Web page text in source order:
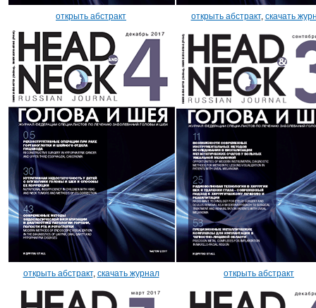
открыть абстракт открыть абстракт, скачать
открыть абстракт, скачать журнал открыть абстракт